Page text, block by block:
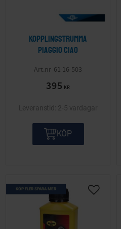
Kopplingstrumma
Piaggio Ciao
61-16-503
395 KR
2-5 vardagar
KÖP
KÖP FLER SPARA MER
Lägg till